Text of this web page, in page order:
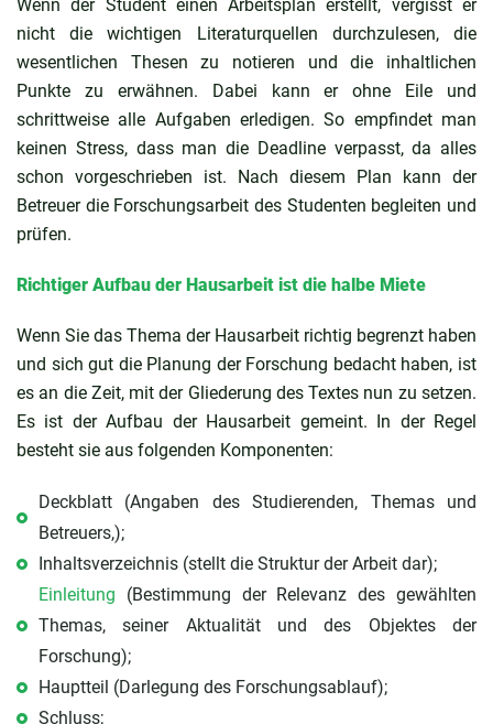
Wenn der Student einen Arbeitsplan erstellt, vergisst er
nicht die wichtigen Literaturquellen durchzulesen, die
wesentlichen Thesen zu notieren und die inhaltlichen
Punkte zu erwähnen. Dabei kann er ohne Eile und
schrittweise alle Aufgaben erledigen. So empfindet man
keinen Stress, dass man die Deadline verpasst, da alles
schon vorgeschrieben ist. Nach diesem Plan kann der
Betreuer die Forschungsarbeit des Studenten begleiten und
prüfen.
Richtiger Aufbau der Hausarbeit ist die halbe Miete
Wenn Sie das Thema der Hausarbeit richtig begrenzt haben
und sich gut die Planung der Forschung bedacht haben, ist
es an die Zeit, mit der Gliederung des Textes nun zu setzen.
Es ist der Aufbau der Hausarbeit gemeint. In der Regel
besteht sie aus folgenden Komponenten:
Deckblatt (Angaben des Studierenden, Themas und
Betreuers,);
Inhaltsverzeichnis (stellt die Struktur der Arbeit dar);
Einleitung (Bestimmung der Relevanz des gewählten
Themas, seiner Aktualität und des Objektes der
Forschung);
Hauptteil (Darlegung des Forschungsablauf);
Schluss;